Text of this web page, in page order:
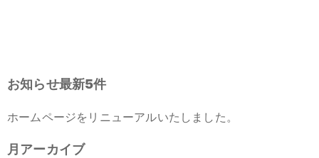
お知らせ最新5件
ホームページをリニューアルいたしました。
月アーカイブ